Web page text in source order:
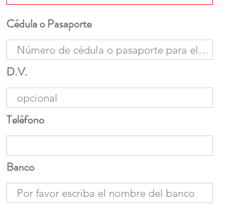
Cédula o Pasaporte
D.V.
Teléfono
Banco